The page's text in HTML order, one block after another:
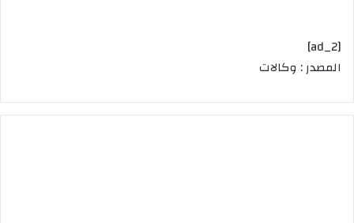
[ad_2]
المصدر : وكالات